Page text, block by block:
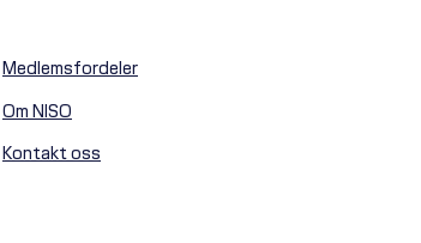
Medlemsfordeler
Om NISO
Kontakt oss